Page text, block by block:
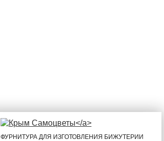
ФУРНИТУРА ДЛЯ ИЗГОТОВЛЕНИЯ БИЖУТЕРИИ